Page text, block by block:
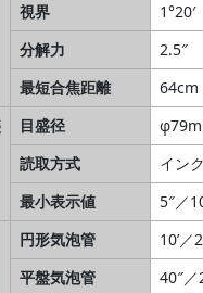
視界
1°20′
分解力
2.5″
最短合焦距離
64cm
目盛径
読取方式
イン
最小表示値
5″／
円形気泡管
10’／
平盤気泡管
40″